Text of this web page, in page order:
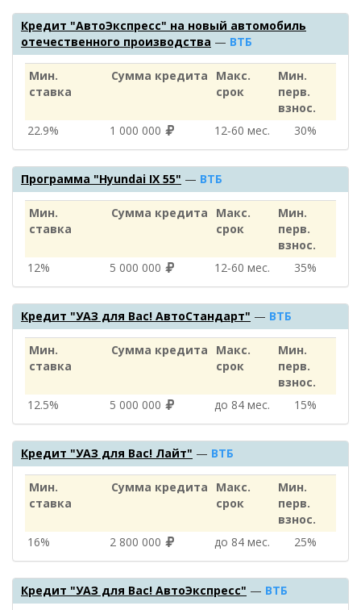
Кредит "АвтоЭкспресс" на новый автомобиль
отечественного производства — ВТБ
Мин.
ставка
Сумма кредита
Макс.
срок
Мин.
перв.
взнос.
22.9%
1 000 000 12‑60 мес. 30%
Программа "Hyundai IX 55" — ВТБ
Мин.
ставка
Сумма кредита
Макс.
срок
Мин.
перв.
взнос.
12%
5 000 000 12‑60 мес. 35%
Кредит "УАЗ для Вас! АвтоСтандарт" — ВТБ
Мин.
ставка
Сумма кредита
Макс.
срок
Мин.
перв.
взнос.
12.5%
5 000 000 до 84 мес. 15%
Кредит "УАЗ для Вас! Лайт" — ВТБ
Мин.
ставка
Сумма кредита
Макс.
срок
Мин.
перв.
взнос.
16%
2 800 000 до 84 мес. 25%
Кредит "УАЗ для Вас! АвтоЭкспресс" — ВТБ